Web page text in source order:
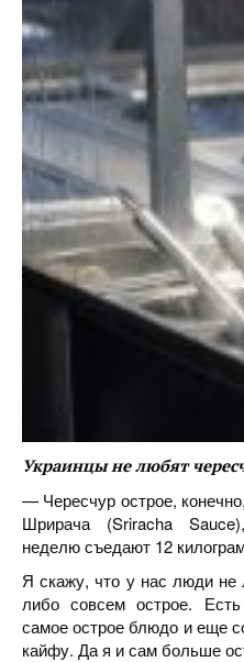
Украинцы не любят
— Чересчур острое,
Шрирача (Sriracha
неделю съедают 12
Я скажу, что у нас люди не
либо совсем острое.
самое острое блюдо и еще
кайфу. Да я и сам больше